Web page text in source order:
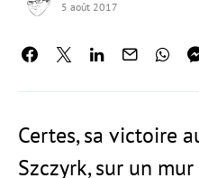
5 août 2017
Certes, sa victoire
Szczyrk, sur un